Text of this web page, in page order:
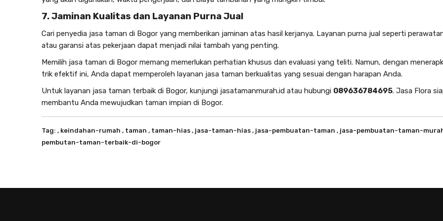
7. Jaminan Kualitas dan Layanan Purna Jual
Cari penyedia jasa taman di Bogor yang memberikan jaminan atas hasil kerjanya. Layanan purna jual seperti
atau garansi atas pekerjaan dapat menjadi nilai tambah yang penting.
Memilih jasa taman di Bogor memang memerlukan perhatian khusus dan evaluasi yang teliti. Namun, dengan
trik efektif ini, Anda dapat memperoleh layanan jasa taman berkualitas yang sesuai dengan harapan Anda.
Untuk layanan jasa taman terbaik di Bogor, kunjungi jasatamanmurah.id atau hubungi 089636784695. Jasa Flora
membantu Anda mewujudkan taman impian di Bogor.
Tag: , keindahan-rumah , taman , taman-hias , jasa-taman-hias , jasa-pembuatan-taman , jasa-pembuatan-taman-
pembutan-taman-terbaik-di-bogor